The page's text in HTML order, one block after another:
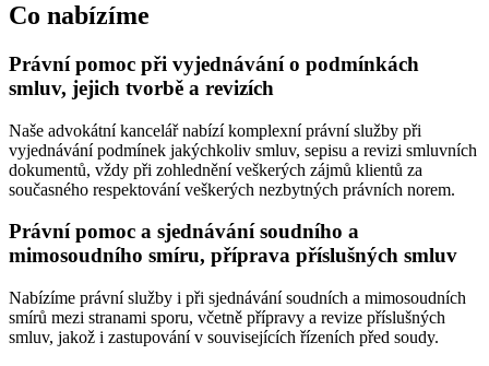
Co nabízíme
Právní pomoc při vyjednávání o podmínkách
smluv, jejich tvorbě a revizích
Naše advokátní kancelář nabízí komplexní právní služby při
vyjednávání podmínek jakýchkoliv smluv, sepisu a revizi smluvních
dokumentů, vždy při zohlednění veškerých zájmů klientů za
současného respektování veškerých nezbytných právních norem.
Právní pomoc a sjednávání soudního a
mimosoudního smíru, příprava příslušných smluv
Nabízíme právní služby i při sjednávání soudních a mimosoudních
smírů mezi stranami sporu, včetně přípravy a revize příslušných
smluv, jakož i zastupování v souvisejících řízeních před soudy.